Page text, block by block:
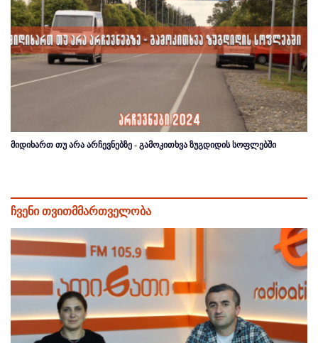
მიდიხართ თუ არა არჩევნებზე - გამოკითხვა ზუგდიდის სოფლებში
ჩვენი თვითმმართველობა